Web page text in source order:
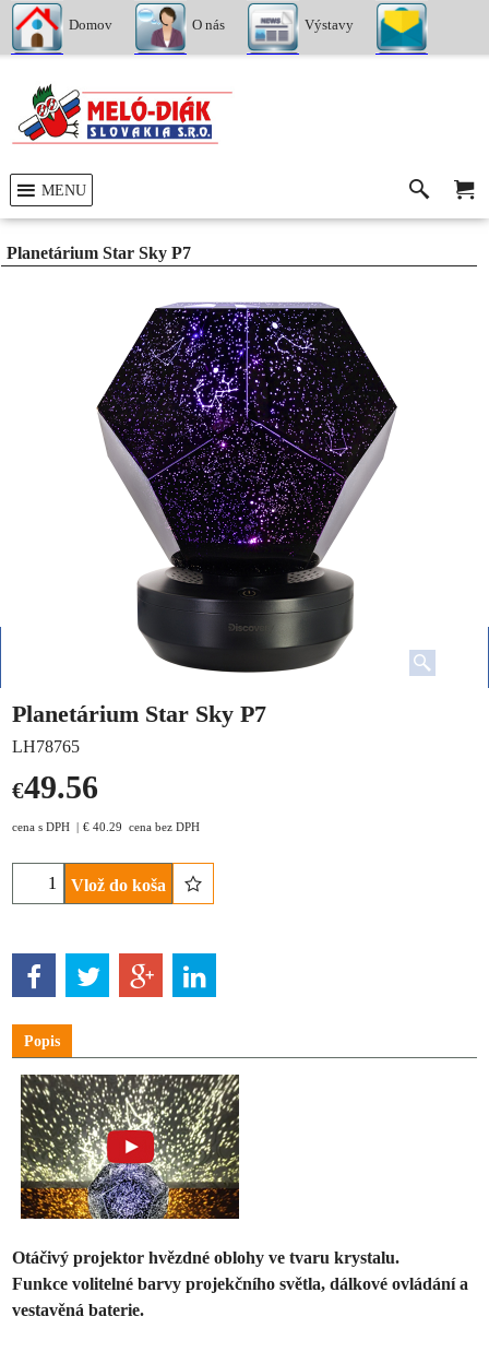
Domov O nás Výstavy
MENU
Planetárium Star Sky P7
Planetárium Star Sky P7
LH78765
€49.56
cena s DPH € 40.29 cena bez DPH
Vlož do koša
Popis
Otáčivý projektor hvězdné oblohy ve tvaru krystalu.
Funkce volitelné barvy projekčního světla, dálkové ovládání a
vestavěná baterie.